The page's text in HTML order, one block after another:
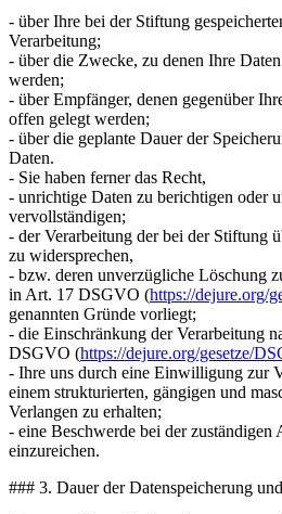
- über Ihre bei der Stiftung
Verarbeitung;
- über die Zwecke, zu denen Ihre
werden;
- über Empfänger, denen gegenüber
offen gelegt werden;
- über die geplante Dauer der
Daten.
- Sie haben ferner das Recht,
- unrichtige Daten zu berichtigen oder
vervollständigen;
- der Verarbeitung der bei der Stiftung
zu widersprechen,
- bzw. deren unverzügliche Löschung
in Art. 17 DSGVO (https://dejure.org/
genannten Gründe vorliegt;
- die Einschränkung der Verarbeitung
DSGVO (https://dejure.org/gesetze/
- Ihre uns durch eine Einwilligung zur
einem strukturierten, gängigen und
Verlangen zu erhalten;
- eine Beschwerde bei der zuständigen
einzureichen.
### 3. Dauer der Datenspeicherung